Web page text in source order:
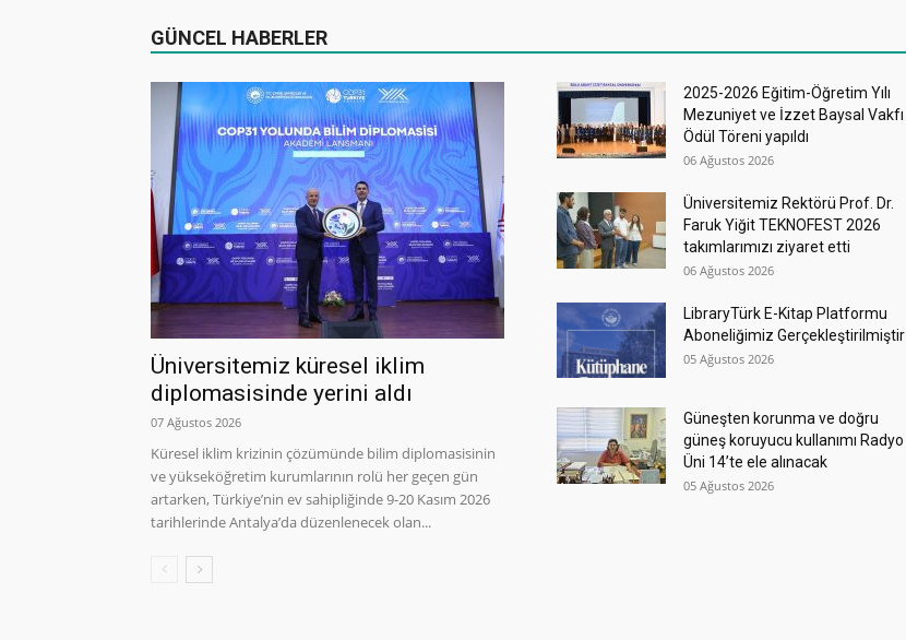
GÜNCEL HABERLER
Üniversitemiz küresel iklim
diplomasisinde yerini aldı
07 Ağustos 2026
Küresel iklim krizinin çözümünde bilim diplomasisinin
ve yükseköğretim kurumlarının rolü her geçen gün
artarken, Türkiye’nin ev sahipliğinde 9-20 Kasım 2026
tarihlerinde Antalya’da düzenlenecek olan...
2025-2026 Eğitim-Öğretim Yılı
Mezuniyet ve İzzet Baysal Vakfı
Ödül Töreni yapıldı
06 Ağustos 2026
Üniversitemiz Rektörü Prof. Dr.
Faruk Yiğit TEKNOFEST 2026
takımlarımızı ziyaret etti
06 Ağustos 2026
LibraryTürk E-Kitap Platformu
Aboneliğimiz Gerçekleştirilmiştir
05 Ağustos 2026
Güneşten korunma ve doğru
güneş koruyucu kullanımı Radyo
Üni 14’te ele alınacak
05 Ağustos 2026